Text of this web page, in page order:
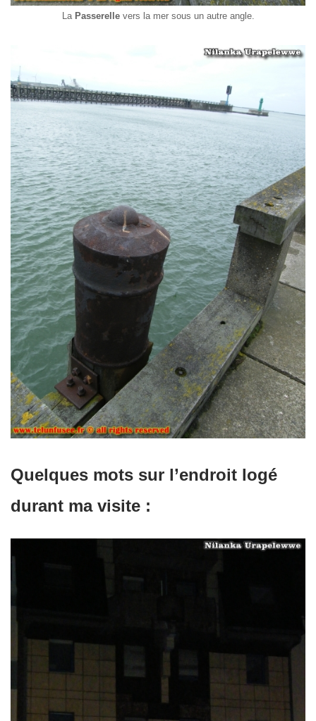
La Passerellevers la mer sous un autre angle.
Quelques mots sur l’endroit logé
durant ma visite :